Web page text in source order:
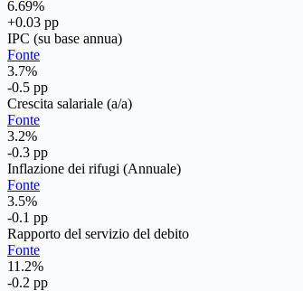
6.69%
+0.03 pp
IPC (su base annua)
Fonte
3.7%
-0.5 pp
Crescita salariale (a/a)
Fonte
3.2%
-0.3 pp
Inflazione dei rifugi (Annuale)
Fonte
3.5%
-0.1 pp
Rapporto del servizio del debito
Fonte
11.2%
-0.2 pp